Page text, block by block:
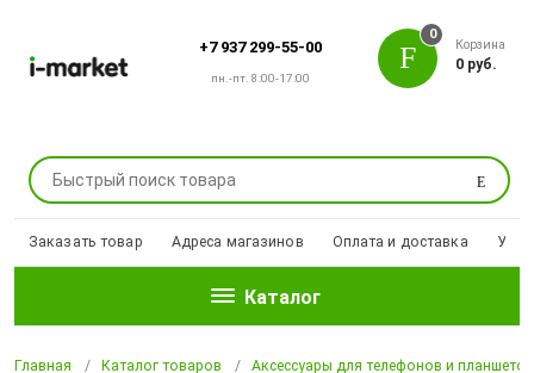
+7 937 299-55-00
пн.-пт. 8:00-17:00
Поиск
0
Корзина
0 руб.
Заказать товар Адреса магазинов Оплата и доставка
Каталог
Главная Каталог товаров Аксессуары для телефонов и планшетов